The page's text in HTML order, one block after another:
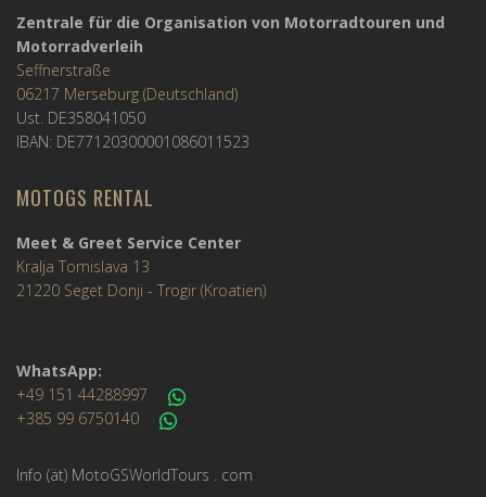
Zentrale für die Organisation von Motorradtouren und
Motorradverleih
Seffnerstraße
06217 Merseburg (Deutschland)
Ust. DE358041050
IBAN: DE77120300001086011523
MOTOGS RENTAL
Meet & Greet Service Center
Kralja Tomislava 13
21220 Seget Donji - Trogir (Kroatien)
WhatsApp:
+49 151 44288997
+385 99 6750140
Info (ät) MotoGSWorldTours . com